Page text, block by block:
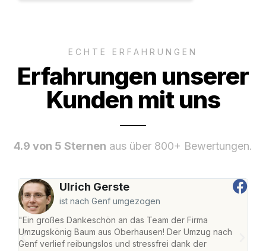
ECHTE ERFAHRUNGEN
Erfahrungen unserer
Kunden mit uns
4.9 von 5 Sternen aus über 800+ Bewertungen.
Ulrich Gerste
ist nach Genf umgezogen
"Ein großes Dankeschön an das Team der Firma
Umzugskönig Baum aus Oberhausen! Der Umzug nach
Genf verlief reibungslos und stressfrei dank der